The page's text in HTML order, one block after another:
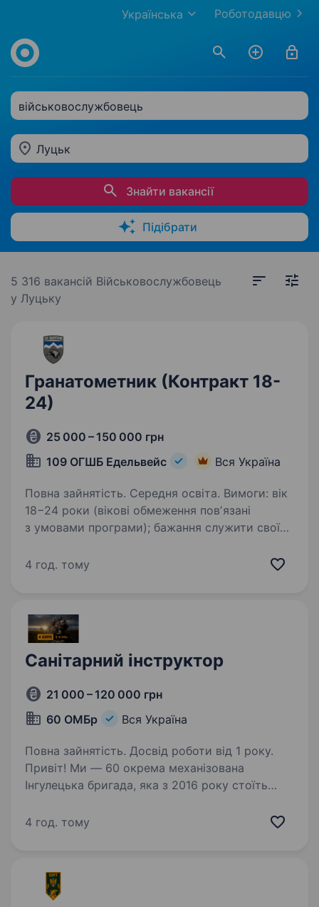
Роботодавцю
Українська
військовослужбовець
Луцьк
Знайти вакансії
Підібрати
5 316 вакансій Військовослужбовець
у Луцьку
Гранатометник (Контракт 18-
24)
25 000 – 150 000 грн
109 ОГШБ Едельвейс
Вся Україна
Повна зайнятість. Середня освіта. Вимоги: вік
18−24 роки (вікові обмеження повʼязані
з умовами програми); бажання служити своїй
готовність виконувати завдання в зоні
4 год. тому
Санітарний інструктор
21 000 – 120 000 грн
60 ОМБр
Вся Україна
Повна зайнятість. Досвід роботи від 1 року.
Привіт! Ми — 60 окрема механізована
Інгулецька бригада, яка з 2016 року стоїть
силу і відданість. Наша бригада — це команда
4 год. тому